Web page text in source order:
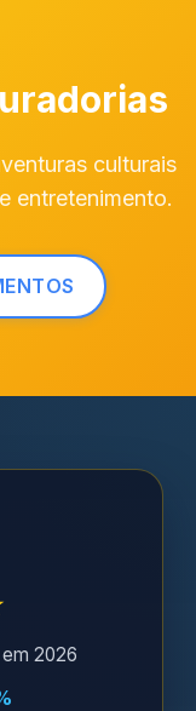
culturais
entretenimento.
2026